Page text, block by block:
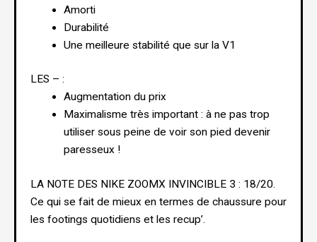
Amorti
Durabilité
Une meilleure stabilité que sur la V1
LES – :
Augmentation du prix
Maximalisme très important : à ne pas trop
utiliser sous peine de voir son pied devenir
paresseux !
LA NOTE DES NIKE ZOOMX INVINCIBLE 3 : 18/20.
Ce qui se fait de mieux en termes de chaussure pour
les footings quotidiens et les recup’.